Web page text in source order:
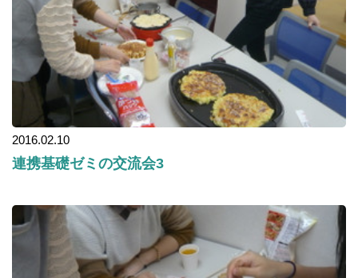
2016.02.10
連携基礎ゼミの交流会3